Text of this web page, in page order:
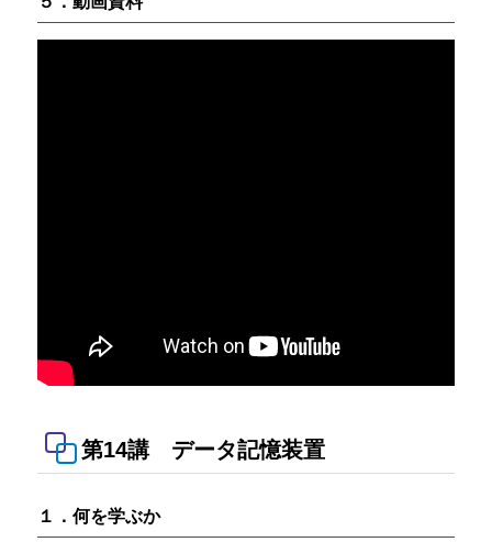
第14講 データ記憶装置
１．何を学ぶか